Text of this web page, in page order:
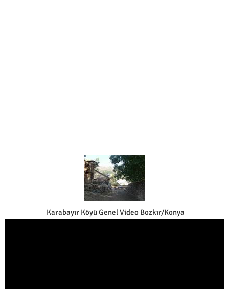
Karabayır Köyü Genel Video Bozkır/Konya